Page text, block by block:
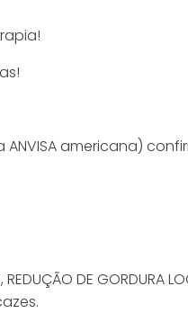
americana)
DE GORDURA